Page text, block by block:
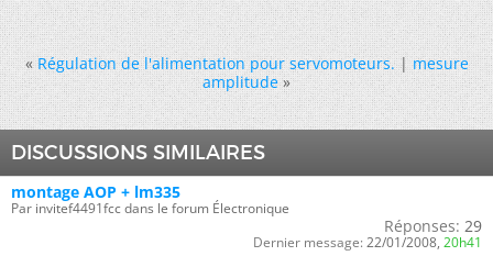
« Régulation de l'alimentation pour servomoteurs.|mesure
amplitude »
DISCUSSIONS SIMILAIRES
montage AOP + lm335
Par invitef4491fcc dans le forum Électronique
Réponses: 29
Dernier message: 22/01/2008, 20h41